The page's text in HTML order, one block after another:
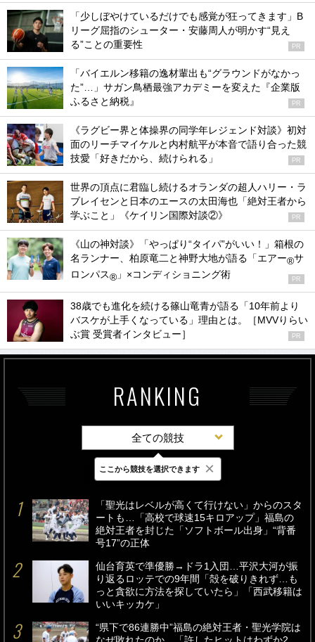
「少しぼやけているだけでも感覚が狂ってきます」B
リーグ屈指のシューター・安藤周人が明かす“見え
る”ことの重要性
PR
「バイエルン移籍の逸材輩出も“グラウンドがなかっ
た”…」サガン鳥栖最強アカデミーを変えた『企業版
ふるさと納税』
PR
《ラグビー界と体操界の同学年レジェンド対談》初対
面のリーチマイケルと内村航平が本音で語り合った競
技愛「好きだから、続けられる」
PR
世界の頂点に君臨し続けるオランダの超人ハリー・ラ
ブレイセンと日本のエースの太田海也「絶対王者から
学ぶこと」《ケイリン国際対談②》
PR
《山の神対談》「やっぱり“タイパ”がいい！」箱根の
名ランナー、柏原竜二と神野大地が語る「エアー®サ
ロンパス® 」×コンディショニング術 PR
38歳でも進化を続ける篠山竜青が語る「10年前より
バスケが上手くなっている」理由とは。［MVVりらい
ぶ賞 受賞者インタビュー］
PR
RANKING
全ての競技
最新 24時間 週間
「聖光はレベルが高くて行けない」からのスタ
ートも…「高校で球速15キロアップ」福島の
絶対王者を封じた「ソフトボール出身」“背番
号17”の正体
仙台育英で準優勝→ドラ1入団…平沢大河が振
り返るロッテでの9年間「殻を破りきれず…も
っと貪欲に方法を探していたら」「西武移籍は
いいキッカケ」
“県下で86連勝中”福島の絶対王者・聖光学院は
ここから競技を選択できます ×